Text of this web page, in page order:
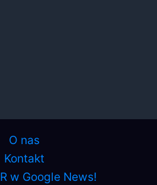
O nas
Kontakt
w Google News!